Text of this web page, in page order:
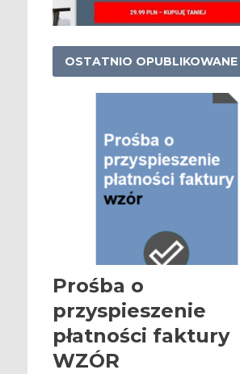
OSTATNIO OPUBLIKOWANE
Prośba o
przyspieszenie
płatności faktury
WZÓR